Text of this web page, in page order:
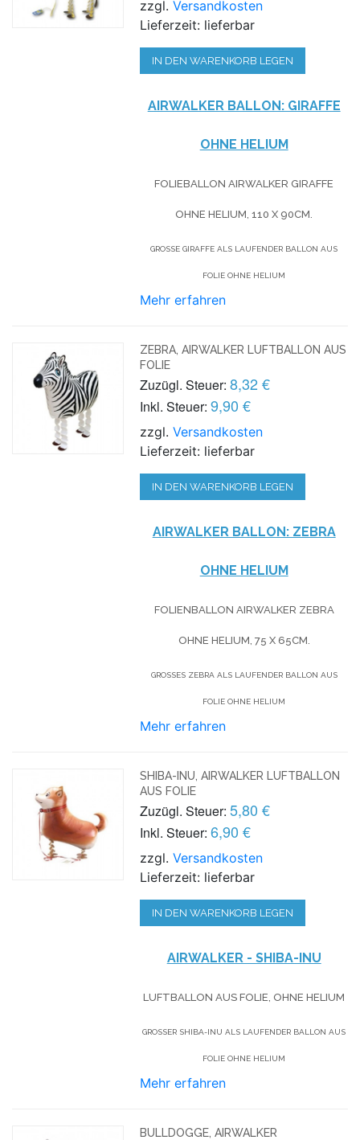
zzgl.Versandkosten
Lieferzeit: lieferbar
IN DEN WARENKORB LEGEN
AIRWALKER BALLON: GIRAFFE
OHNE HELIUM
FOLIEBALLON AIRWALKER GIRAFFE
OHNE HELIUM, 110 X 90CM.
GROSSE GIRAFFE ALS LAUFENDER BALLON AUS F
OLIE OHNE HELIUM
Mehr erfahren
ZEBRA, AIRWALKER LUFTBALLON AUS
FOLIE
Zuzügl. Steuer: 8,32 €
Inkl. Steuer: 9,90 €
zzgl.Versandkosten
Lieferzeit: lieferbar
IN DEN WARENKORB LEGEN
AIRWALKER BALLON: ZEBRA
OHNE HELIUM
FOLIENBALLON AIRWALKER ZEBRA
OHNE HELIUM, 75 X 65CM.
GROSSES ZEBRA ALS LAUFENDER BALLON AUS F
OLIE OHNE HELIUM
Mehr erfahren
SHIBA-INU, AIRWALKER LUFTBALLON
AUS FOLIE
Zuzügl. Steuer: 5,80 €
Inkl. Steuer: 6,90 €
zzgl.Versandkosten
Lieferzeit: lieferbar
IN DEN WARENKORB LEGEN
AIRWALKER - SHIBA-INU
LUFTBALLON AUS FOLIE, OHNE HELIUM
GROSSER SHIBA-INU ALS LAUFENDER BALLON AUS F
OLIE OHNE HELIUM
Mehr erfahren
BULLDOGGE, AIRWALKER